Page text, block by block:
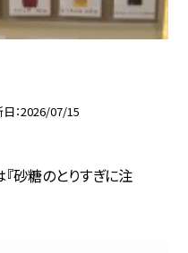
日 2026/07/15
砂糖のとりすぎに注